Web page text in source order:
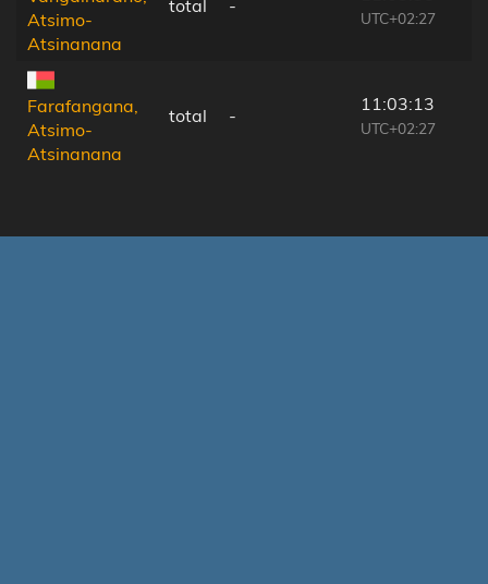
Atsimo-
Atsinanana
total -
UTC+02:27
Farafangana,
Atsimo-
Atsinanana
total -
11:03:13
UTC+02:27